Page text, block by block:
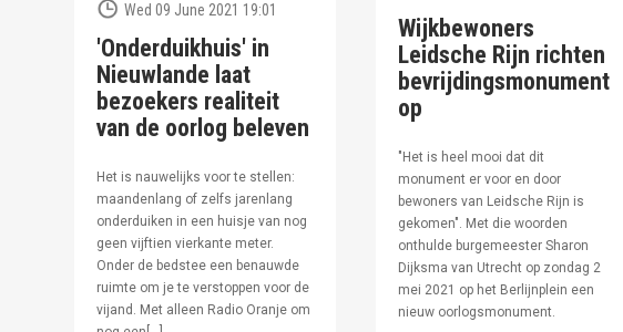
Wed 09 June 2021 19:01
'Onderduikhuis' in
Nieuwlande laat
bezoekers realiteit
van de oorlog beleven
Het is nauwelijks voor te stellen:
maandenlang of zelfs jarenlang
onderduiken in een huisje van nog
geen vijftien vierkante meter.
Onder de bedstee een benauwde
ruimte om je te verstoppen voor de
vijand. Met alleen Radio Oranje om
Wijkbewoners
Leidsche Rijn richten
bevrijdingsmonument
op
"Het is heel mooi dat dit
monument er voor en door
bewoners van Leidsche Rijn is
gekomen". Met die woorden
onthulde burgemeester Sharon
Dijksma van Utrecht op zondag 2
mei 2021 op het Berlijnplein een
nieuw oorlogsmonument.